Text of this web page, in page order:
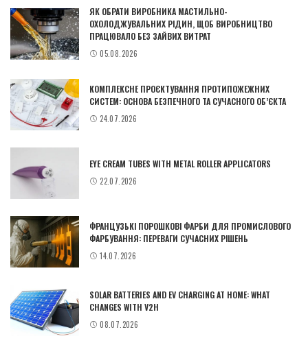
ЯК ОБРАТИ ВИРОБНИКА МАСТИЛЬНО-
ОХОЛОДЖУВАЛЬНИХ РІДИН, ЩОБ ВИРОБНИЦТВО
ПРАЦЮВАЛО БЕЗ ЗАЙВИХ ВИТРАТ
05.08.2026
КОМПЛЕКСНЕ ПРОЄКТУВАННЯ ПРОТИПОЖЕЖНИХ
СИСТЕМ: ОСНОВА БЕЗПЕЧНОГО ТА СУЧАСНОГО ОБ’ЄКТА
24.07.2026
EYE CREAM TUBES WITH METAL ROLLER APPLICATORS
22.07.2026
ФРАНЦУЗЬКІ ПОРОШКОВІ ФАРБИ ДЛЯ ПРОМИСЛОВОГО
ФАРБУВАННЯ: ПЕРЕВАГИ СУЧАСНИХ РІШЕНЬ
14.07.2026
SOLAR BATTERIES AND EV CHARGING AT HOME: WHAT
CHANGES WITH V2H
08.07.2026